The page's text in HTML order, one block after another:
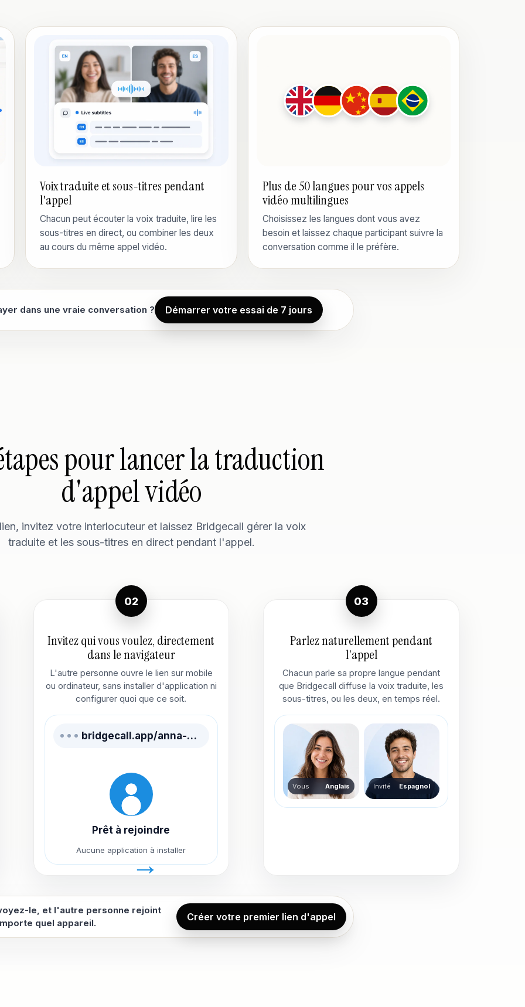
Voix traduite et sous-titres pendant
l'appel
Chacun peut écouter la voix traduite, lire les
sous-titres en direct, ou combiner les deux
au cours du même appel vidéo.
Plus de 50 langues pour vos appels
vidéo multilingues
Choisissez les langues dont vous avez
besoin et laissez chaque participant suivre la
conversation comme il le préfère.
dans une vraie conversation ? Démarrer votre essai de 7 jours
pour lancer la traduction
d'appel vidéo
invitez votre interlocuteur et laissez Bridgecall gérer la voix
traduite et les sous-titres en direct pendant l'appel.
02
Invitez qui vous voulez, directement
dans le navigateur
L'autre personne ouvre le lien sur mobile
ou ordinateur, sans installer d'application ni
configurer quoi que ce soit.
bridgecall.app/anna-diego
Prêt à rejoindre
Aucune application à installer
03
Parlez naturellement pendant
l'appel
Chacun parle sa propre langue pendant
que Bridgecall diffuse la voix traduite, les
sous-titres, ou les deux, en temps réel.
Vous Anglais Invité Espagnol
le, et l'autre personne rejoint
quel appareil.
Créer votre premier lien d'appel